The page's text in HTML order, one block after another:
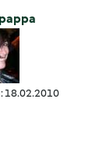
18.02.2010